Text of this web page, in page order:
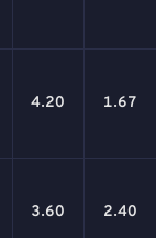
4.20 1.67
3.60 2.40